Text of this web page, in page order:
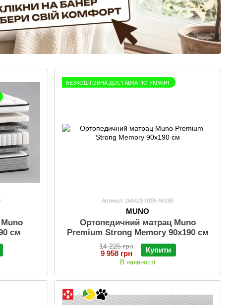
см
БЕЗКОШТОВНА ДОСТАВКА ПО УКРАЇНІ
Артикул: 260421-0105-90190
MUNO
Ортопедичний матрац Muno
Premium Strong Memory 90х190 см
14 225 грн
9 958 грн Купити
В наявності